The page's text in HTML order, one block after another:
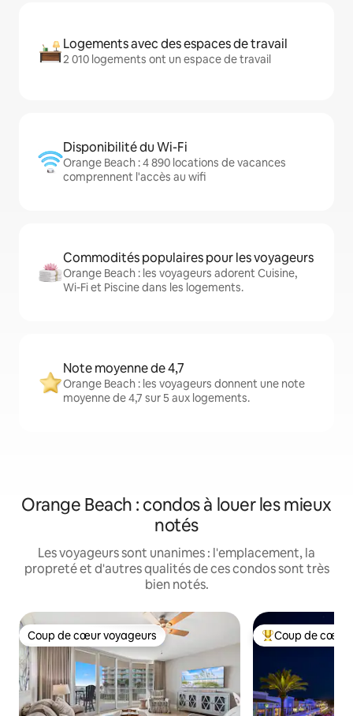
Logements avec des espaces de travail
2 010 logements ont un espace de travail
Disponibilité du Wi-Fi
Orange Beach : 4 890 locations de vacances
comprennent l'accès au wifi
Commodités populaires pour les voyageurs
Orange Beach : les voyageurs adorent Cuisine,
Wi-Fi et Piscine dans les logements.
Note moyenne de 4,7
Orange Beach : les voyageurs donnent une note
moyenne de 4,7 sur 5 aux logements.
Orange Beach : condos à louer les mieux
notés
Les voyageurs sont unanimes : l'emplacement, la
propreté et d'autres qualités de ces condos sont très
bien notés.
Coup de cœur voyageurs
Coup de cœur voyageurs Coup de cœur
Coup de cœur